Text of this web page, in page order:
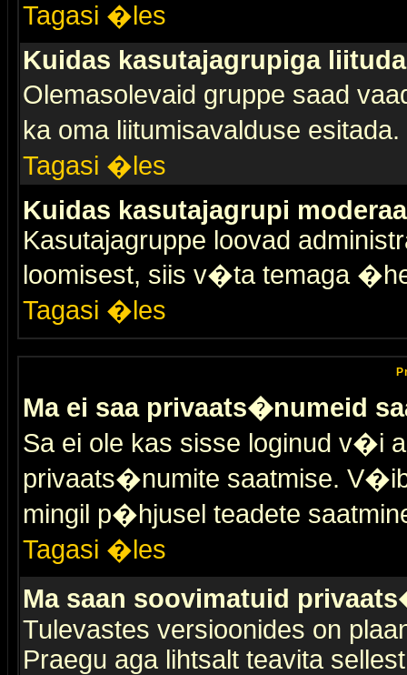
Tagasi �les
Kuidas kasutajagrupiga
Olemasolevaid gruppe saad
ka oma liitumisavalduse
Tagasi �les
Kuidas kasutajagrupi
Kasutajagruppe loovad
loomisest, siis v�ta temaga
Tagasi �les
Ma ei saa privaats�numeid
Sa ei ole kas sisse loginud v�i
privaats�numite saatmise.
mingil p�hjusel teadete
Tagasi �les
Ma saan soovimatuid
Tulevastes versioonides on
Praegu aga lihtsalt teavita